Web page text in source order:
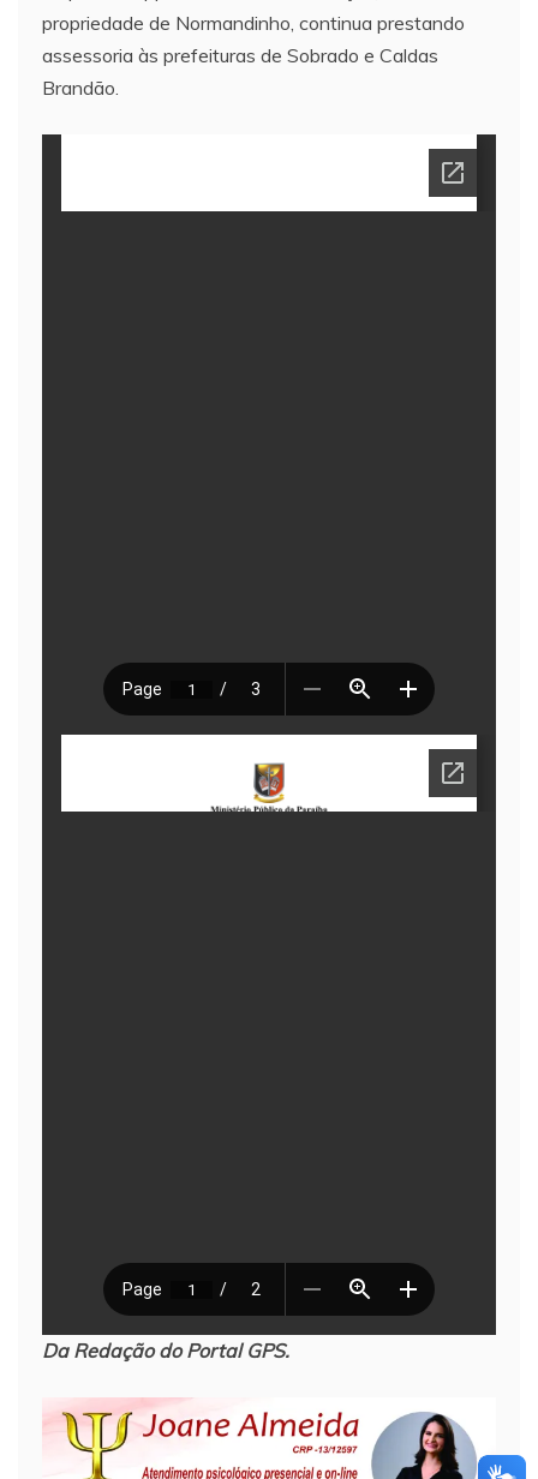
propriedade de Normandinho, continua prestando
assessoria às prefeituras de Sobrado e Caldas
Brandão.
Da Redação do Portal GPS.